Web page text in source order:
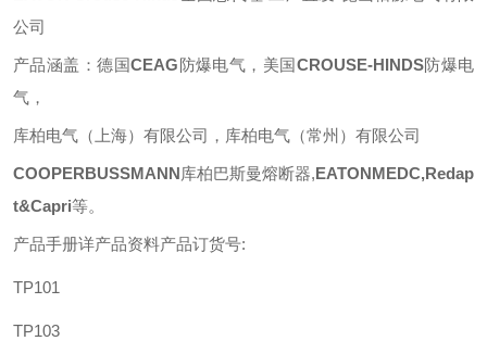
公司
产品涵盖：德国CEAG防爆电气，美国CROUSE-HINDS防爆电
气，
库柏电气（上海）有限公司，库柏电气（常州）有限公司
COOPERBUSSMANN库柏巴斯曼熔断器,EATONMEDC,Redap
t&Capri等。
产品手册详产品资料产品订货号:
TP101
TP103